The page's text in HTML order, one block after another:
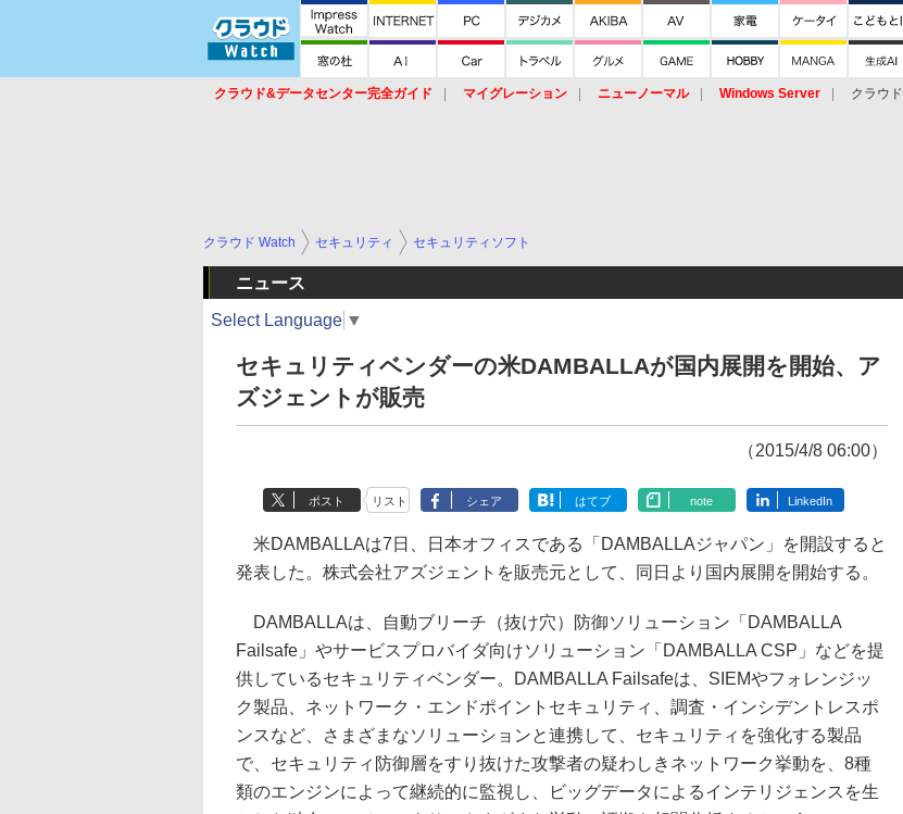
クラウド&データセンター完全ガイド マイグレーション ニューノーマル Windows Server クラウド
クラウド Watch セキュリティ セキュリティソフト
ニュース
Select Language ▼
セキュリティベンダーの米DAMBALLAが国内展開を開始、ア
ズジェントが販売
（2015/4/8 06:00）
ポスト リスト シェア はてブ note LinkedIn
米DAMBALLAは7日、日本オフィスである「DAMBALLAジャパン」を開設すると
発表した。株式会社アズジェントを販売元として、同日より国内展開を開始する。
DAMBALLAは、自動ブリーチ（抜け穴）防御ソリューション「DAMBALLA
Failsafe」やサービスプロバイダ向けソリューション「DAMBALLA CSP」などを提
供しているセキュリティベンダー。DAMBALLA Failsafeは、SIEMやフォレンジッ
ク製品、ネットワーク・エンドポイントセキュリティ、調査・インシデントレスポ
ンスなど、さまざまなソリューションと連携して、セキュリティを強化する製品
で、セキュリティ防御層をすり抜けた攻撃者の疑わしきネットワーク挙動を、8種
類のエンジンによって継続的に監視し、ビッグデータによるインテリジェンスを生